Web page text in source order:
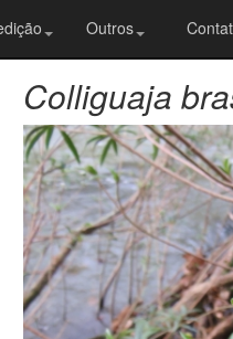
Outros
Colliguaja